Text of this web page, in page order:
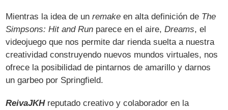
Mientras la idea de unremake en alta definición de The
Simpsons: Hit and Run parece en el aire,Dreams, el
videojuego que nos permite dar rienda suelta a nuestra
creatividad construyendo nuevos mundos virtuales, nos
ofrece la posibilidad de pintarnos de amarillo y darnos
un garbeo por Springfield.
ReivaJKHreputado creativo y colaborador en la